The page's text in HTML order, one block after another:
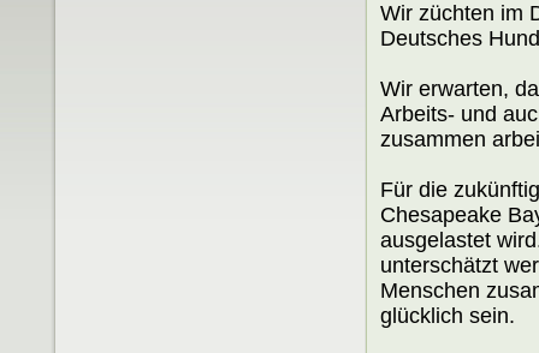
Wir züchten im
Deutsches
Wir erwarten,
Arbeits- und
zusammen
Für die
Chesapeake
ausgelastet
unterschätzt
Menschen
glücklich sein.